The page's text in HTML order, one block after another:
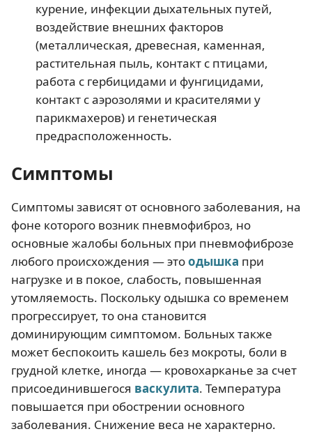
курение, инфекции дыхательных путей,
воздействие внешних факторов
(металлическая, древесная, каменная,
растительная пыль, контакт с птицами,
работа с гербицидами и фунгицидами,
контакт с аэрозолями и красителями у
парикмахеров) и генетическая
предрасположенность.
Симптомы
Симптомы зависят от основного заболевания, на
фоне которого возник пневмофиброз, но
основные жалобы больных при пневмофиброзе
любого происхождения — этоодышка при
нагрузке и в покое, слабость, повышенная
утомляемость. Поскольку одышка со временем
прогрессирует, то она становится
доминирующим симптомом. Больных также
может беспокоить кашель без мокроты, боли в
грудной клетке, иногда — кровохарканье за счет
присоединившегося васкулита. Температура
повышается при обострении основного
заболевания. Снижение веса не характерно.